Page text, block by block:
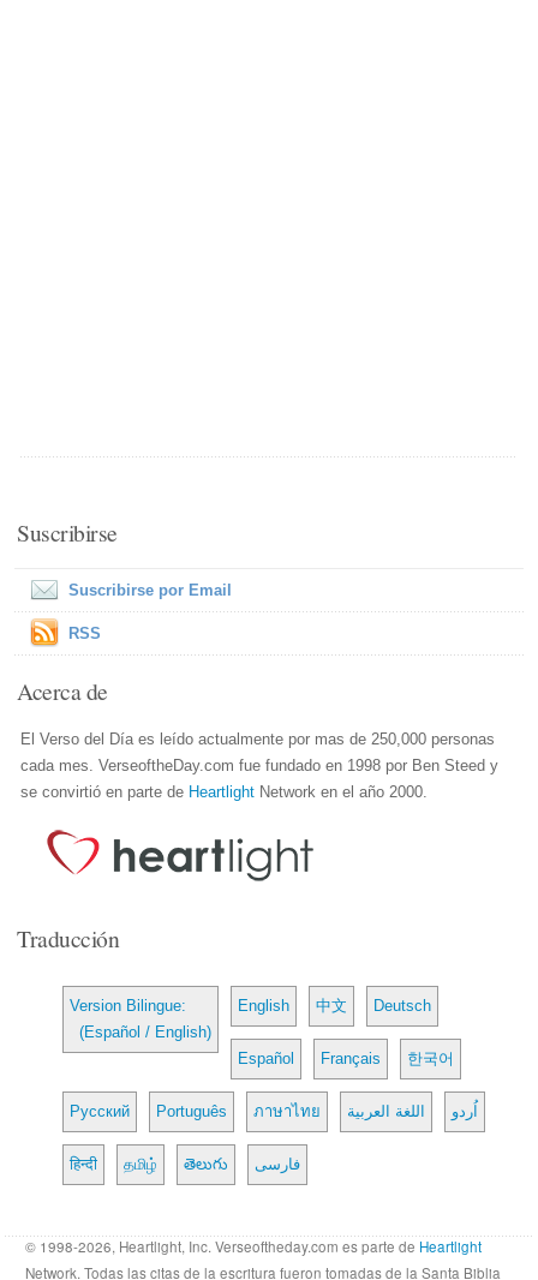
Suscribirse
Suscribirse por Email
RSS
Acerca de
El Verso del Día es leído actualmente por mas de 250,000 personas
cada mes. VerseoftheDay.com fue fundado en 1998 por Ben Steed y
se convirtió en parte de Heartlight Network en el año 2000.
Traducción
Version Bilingue:
(Español / English)
English 中文 Deutsch
Español Français 한국어
Русский Português ภาษาไทย اللغة العربية اُردو
हिन्दी தமிழ் తెలుగు فارسی
© 1998-2026, Heartlight, Inc. Verseoftheday.com es parte de Heartlight
Network. Todas las citas de la escritura fueron tomadas de la Santa Biblia